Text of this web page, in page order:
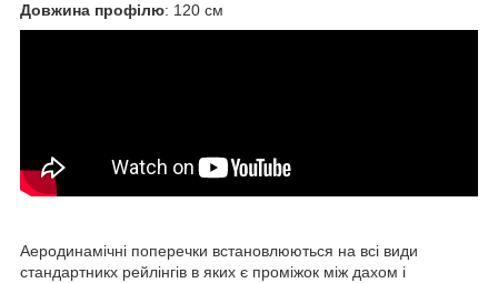
Довжина профілю: 120 см
Аеродинамічні поперечки встановлюються на всі види
стандартникх рейлінгів в яких є проміжок між дахом і